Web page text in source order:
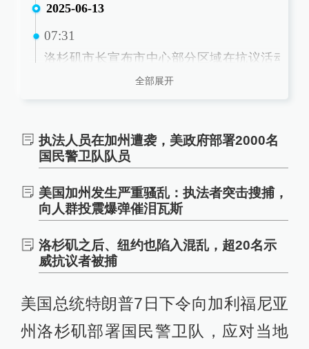
2025-06-13
07:31
洛杉矶市长宣布市中心部分区域在抗议活动
11:01
特朗普痛骂抗议者为“畜生”和“外敌”，再
查看详情
09:25
局势不断升级，洛杉矶抗议活动4天378人被
捕
查看详情
08:57
洛杉矶宣布市中心部分地区宵禁
查看详情
全部展开
执法人员在加州遭袭，美政府部署2000名
国民警卫队队员
美国加州发生严重骚乱：执法者突击搜捕，
向人群投震爆弹催泪瓦斯
洛杉矶之后、纽约也陷入混乱，超20名示
威抗议者被捕
美国总统特朗普7日下令向加利福尼亚
州洛杉矶部署国民警卫队，应对当地